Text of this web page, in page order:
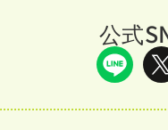
公式